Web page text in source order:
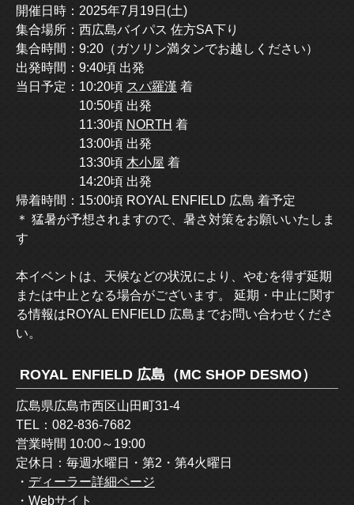
開催日時：2025年7月19日(土)
集合場所：西広島バイパス 佐方SA下り
集合時間：9:20（ガソリン満タンでお越しください）
出発時間：9:40頃 出発
当日予定：10:20頃 スパ羅漢 着
10:50頃 出発
11:30頃 NORTH 着
13:00頃 出発
13:30頃 木小屋 着
14:20頃 出発
帰着時間：15:00頃 ROYAL ENFIELD 広島 着予定
＊ 猛暑が予想されますので、暑さ対策をお願いいたしま
す
本イベントは、天候などの状況により、やむを得ず延期
または中止となる場合がございます。 延期・中止に関す
る情報はROYAL ENFIELD 広島までお問い合わせくださ
い。
ROYAL ENFIELD 広島（MC SHOP DESMO）
広島県広島市西区山田町31-4
TEL：082-836-7682
営業時間 10:00～19:00
定休日：毎週水曜日・第2・第4火曜日
・ ディーラー詳細ページ
・ Webサイト